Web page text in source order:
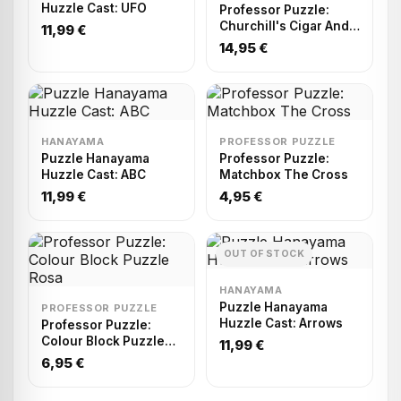
Huzzle Cast: UFO
11,99 €
Professor Puzzle:
Churchill's Cigar And
Whiskey Bottle Puzzle
14,95 €
HANAYAMA
Puzzle Hanayama
Huzzle Cast: ABC
11,99 €
PROFESSOR PUZZLE
Professor Puzzle:
Matchbox The Cross
4,95 €
PROFESSOR PUZZLE
Professor Puzzle:
Colour Block Puzzle
Rosa
6,95 €
OUT OF STOCK
HANAYAMA
Puzzle Hanayama
Huzzle Cast: Arrows
11,99 €